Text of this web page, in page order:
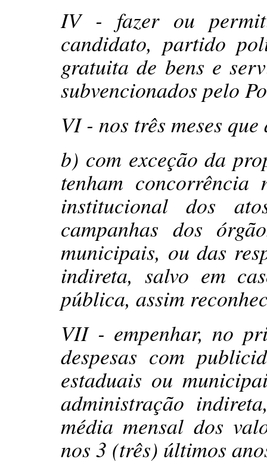
IV - fazer ou
candidato, partido
gratuita de bens e
subvencionados pelo
VI - nos três meses
b) com exceção da
tenham
institucional dos
campanhas dos
municipais, ou das
indireta, salvo em
pública, assim
VII - empenhar, no
despesas com
estaduais ou
administração
média mensal dos
nos 3 (três) últimos